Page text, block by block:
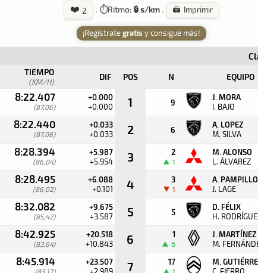
❤️ 2 · ⏱️Ritmo: 🔒 s/km · 🖨️ Imprimir
¡Regístrategratis y consigue más!
TIEMPO
(KM/H) DIF POS N EQUIPO
8:22.407
(87,06)
+0.000
+0.000 1 9
J. MORA
I. BAJO
8:22.440
(87,06)
+0.033
+0.033 2 6
A. LOPEZ
M. SILVA
8:28.394
(86,04)
+5.987
+5.954 3 2
1
M. ALONSO
L. ÁLVAREZ
8:28.495
(86,02)
+6.088
+0.101 4 3
1
A.
J. LAGE
8:32.082
(85,42)
+9.675
+3.587 5 5
D. FÉLIX
H.
8:42.925
(83,64)
+20.518
+10.843 6 1
6
J. MARTÍNEZ
M.
8:45.914
(83,17)
+23.507 7 17
1
M.